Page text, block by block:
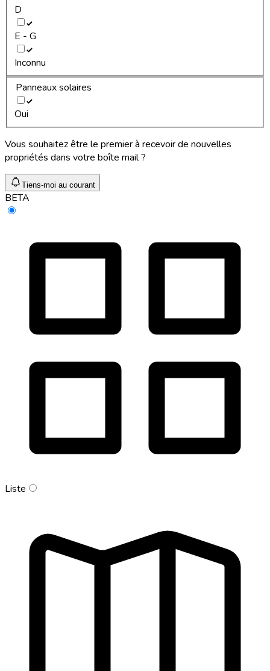
D
E - G
Inconnu
Panneaux solaires
Oui
Vous souhaitez être le premier à recevoir de nouvelles
propriétés dans votre boîte mail ?
Tiens-moi au courant
BETA
Liste